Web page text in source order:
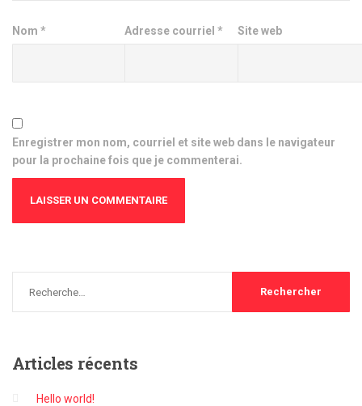
Nom * Adresse courriel* Site web
Enregistrer mon nom, courriel et site web dans le navigateur
pour la prochaine fois que je commenterai.
Articles récents
Hello world!